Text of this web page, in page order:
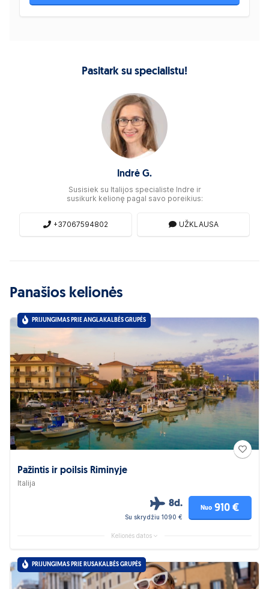
Pasitark su specialistu!
Indrė G.
Susisiek su Italijos specialiste Indre ir
susikurk kelionę pagal savo poreikius:
+37067594802 UŽKLAUSA
Panašios kelionės
PRIJUNGIMAS PRIE ANGLAKALBĖS GRUPĖS
Pažintis ir poilsis Riminyje
Italija
8d.
Su skrydžiu 1090 €
Nuo 910 €
Kelionės datos
PRIJUNGIMAS PRIE RUSAKALBĖS GRUPĖS